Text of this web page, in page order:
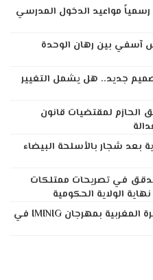
رسمياً مواعيد الدخول المدرسي
آسفي بين رهان الوحدة
جديد.. هل يشمل التغيير
الحازم لمقتضيات قانون
بعد شجار بالأسلحة البيضاء
في تصريحات ممتلكات
الولاية الحكومية
أكادير تحتفي بقرن من الهجرة المغربية بمهرجان IMINIG في